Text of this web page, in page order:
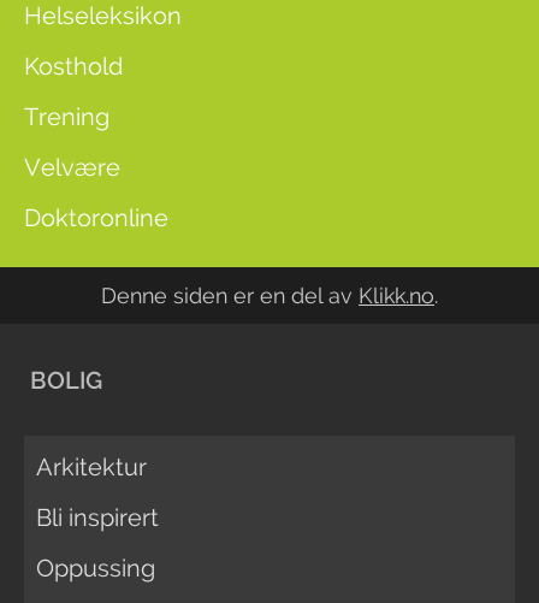
Helseleksikon
Kosthold
Trening
Velvære
Doktoronline
Denne siden er en del av Klikk.no.
BOLIG
Arkitektur
Bli inspirert
Oppussing